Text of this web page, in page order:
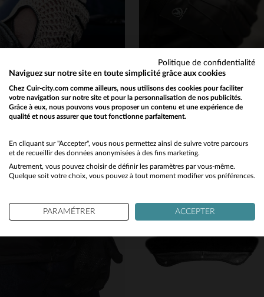
GLOVE STORY
Gants de pilote mitaines en cuir noirs avec crochets coton
79,00 €
COCKPIT USA
Gants en cuir noir de pilote
89,00 €
Would you like to be redirected to our English site?
No
Yes
Politique de confidentialité
Naviguez sur notre site en toute simplicité grâce aux cookies
Chez Cuir-city.com comme ailleurs, nous utilisons des cookies pour faciliter
votre navigation sur notre site et pour la personnalisation de nos publicités.
Grâce à eux, nous pouvons vous proposer un contenu et une expérience de
qualité et nous assurer que tout fonctionne parfaitement.
En cliquant sur "Accepter", vous nous permettez ainsi de suivre votre parcours
et de recueillir des données anonymisées à des fins marketing.
Autrement, vous pouvez choisir de définir les paramètres par vous-même.
Quelque soit votre choix, vous pouvez à tout moment modifier vos préférences.
PARAMÉTRER ACCEPTER